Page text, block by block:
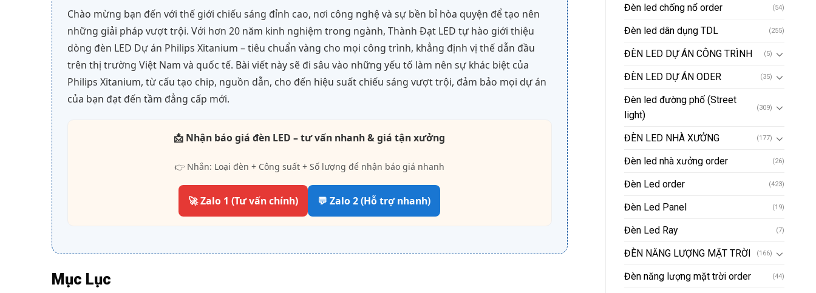
Chào mừng bạn đến với thế giới chiếu sáng đỉnh cao, nơi công nghệ và sự bền bỉ hòa quyện để tạo nên
những giải pháp vượt trội. Với hơn 20 năm kinh nghiệm trong ngành, Thành Đạt LED tự hào giới thiệu
dòng đèn LED Dự án Philips Xitanium – tiêu chuẩn vàng cho mọi công trình, khẳng định vị thế dẫn đầu
trên thị trường Việt Nam và quốc tế. Bài viết này sẽ đi sâu vào những yếu tố làm nên sự khác biệt của
Philips Xitanium, từ cấu tạo chip, nguồn dẫn, cho đến hiệu suất chiếu sáng vượt trội, đảm bảo mọi dự án
của bạn đạt đến tầm đẳng cấp mới.
📩 Nhận báo giá đèn LED – tư vấn nhanh & giá tận xưởng
👉 Nhắn: Loại đèn + Công suất + Số lượng để nhận báo giá nhanh
🚀 Zalo 1 (Tư vấn chính) 💬 Zalo 2 (Hỗ trợ nhanh)
Mục Lục
Đèn led chống nổ order (54)
Đèn led dân dụng TDL (255)
ĐÈN LED DỰ ÁN CÔNG TRÌNH (5)
ĐÈN LED DỰ ÁN ODER (35)
Đèn led đường phố (Street
light)
(309)
ĐÈN LED NHÀ XƯỞNG (177)
Đèn led nhà xưởng order (26)
Đèn Led order (423)
Đèn Led Panel (19)
Đèn Led Ray (7)
ĐÈN NĂNG LƯỢNG MẶT TRỜI (166)
Đèn năng lượng mặt trời order (44)